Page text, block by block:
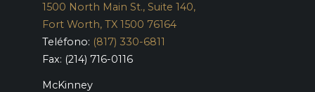
1500 North Main St., Suite 140,
Fort Worth, TX 1500 76164
Teléfono: (817) 330-6811
Fax: (214) 716-0116
McKinney